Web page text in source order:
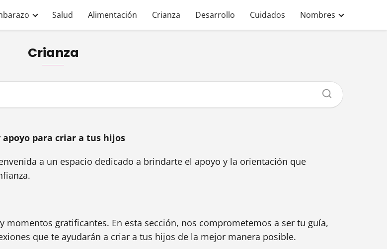
Salud Alimentación Crianza Desarrollo Cuidados Nombres
Crianza
apoyo para criar a tus hijos
a un espacio dedicado a brindarte el apoyo y la orientación que
momentos gratificantes. En esta sección, nos comprometemos a ser tu guía,
que te ayudarán a criar a tus hijos de la mejor manera posible.